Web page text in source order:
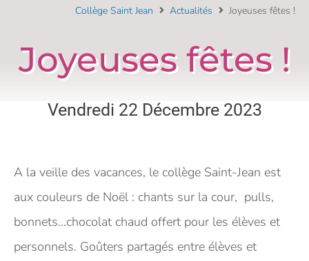
Collège Saint Jean Actualités Joyeuses fêtes !
Joyeuses fêtes !
Vendredi 22 Décembre 2023
A la veille des vacances, le collège Saint-Jean est
aux couleurs de Noël : chants sur la cour, pulls,
bonnets…chocolat chaud offert pour les élèves et
personnels. Goûters partagés entre élèves et